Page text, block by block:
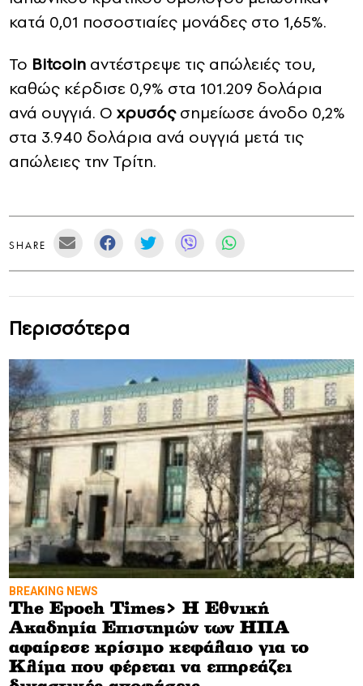
κατά 0,01 ποσοστιαίες μονάδες στο 1,65%.
Το Bitcoin αντέστρεψε τις απώλειές του,
καθώς κέρδισε 0,9% στα 101.209 δολάρια
ανά ουγγιά. Ο χρυσόςσημείωσε άνοδο 0,2%
στα 3.940 δολάρια ανά ουγγιά μετά τις
απώλειες την Τρίτη.
SHARE
Περισσότερα
BREAKING NEWS
The Epoch Times> Η Εθνική
Ακαδημία Επιστημών των ΗΠΑ
αφαίρεσε κρίσιμο κεφάλαιο για το
Κλίμα που φέρεται να επηρεάζει